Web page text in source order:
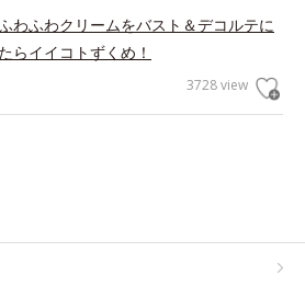
わふわクリームをバスト＆デコルテに
らイイコトずくめ！
3728 view